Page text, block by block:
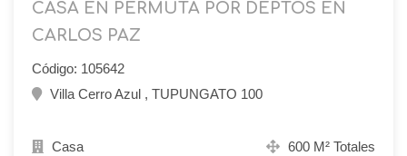
CASA EN PERMUTA POR DEPTOS EN
CARLOS PAZ
Código: 105642
Villa Cerro Azul , TUPUNGATO 100
Casa 600 M² Totales